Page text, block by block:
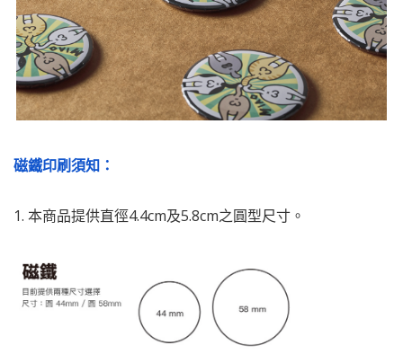
磁鐵印刷須知：
1. 本商品提供直徑4.4cm及5.8cm之圓型尺寸。